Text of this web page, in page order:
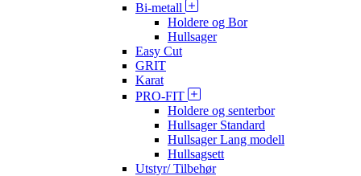
Bi-metall
Holdere og Bor
Hullsager
Easy Cut
GRIT
Karat
PRO-FIT
Holdere og senterbor
Hullsager Standard
Hullsager Lang modell
Hullsagsett
Utstyr/ Tilbehør